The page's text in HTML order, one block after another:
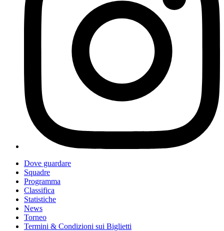
Dove guardare
Squadre
Programma
Classifica
Statistiche
News
Torneo
Termini & Condizioni sui Biglietti